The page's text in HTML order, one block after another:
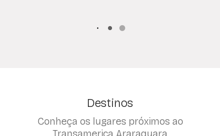
Destinos
Conheça os lugares próximos ao